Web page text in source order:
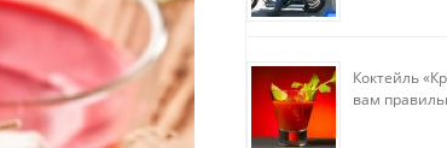
Коктейль
вам